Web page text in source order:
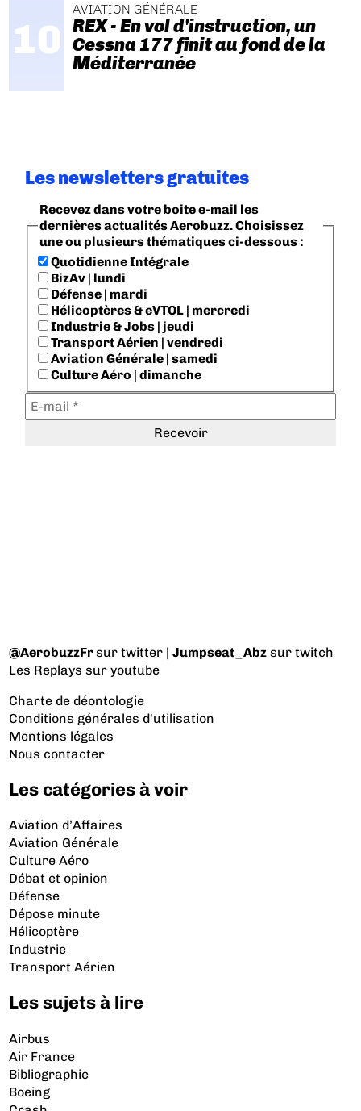
AVIATION GÉNÉRALE
REX - En vol d'instruction, un
Cessna 177 finit au fond de la
Méditerranée
Les newsletters gratuites
Recevez dans votre boite e-mail les
dernières actualités Aerobuzz. Choisissez
une ou plusieurs thématiques ci-dessous :
Quotidienne Intégrale
BizAv | lundi
Défense | mardi
Hélicoptères & eVTOL | mercredi
Industrie & Jobs | jeudi
Transport Aérien | vendredi
Aviation Générale | samedi
Culture Aéro | dimanche
@AerobuzzFrsur twitter |Jumpseat_Abz sur twitch
Les Replays sur youtube
Charte de déontologie
Conditions générales d'utilisation
Mentions légales
Nous contacter
Les catégories à voir
Aviation d’Affaires
Aviation Générale
Culture Aéro
Débat et opinion
Défense
Dépose minute
Hélicoptère
Industrie
Transport Aérien
Les sujets à lire
Airbus
Air France
Bibliographie
Boeing